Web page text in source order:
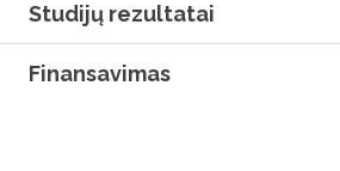
Studijų rezultatai
Finansavimas